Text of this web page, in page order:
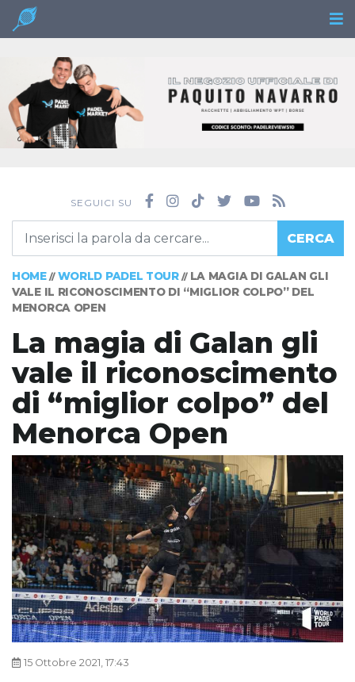
SEGUICI SU
CERCA
HOME// WORLD PADEL TOUR// LA MAGIA DI GALAN GLI
VALE IL RICONOSCIMENTO DI “MIGLIOR COLPO” DEL
MENORCA OPEN
La magia di Galan gli
vale il riconoscimento
di “miglior colpo” del
Menorca Open
15 Ottobre 2021, 17:43